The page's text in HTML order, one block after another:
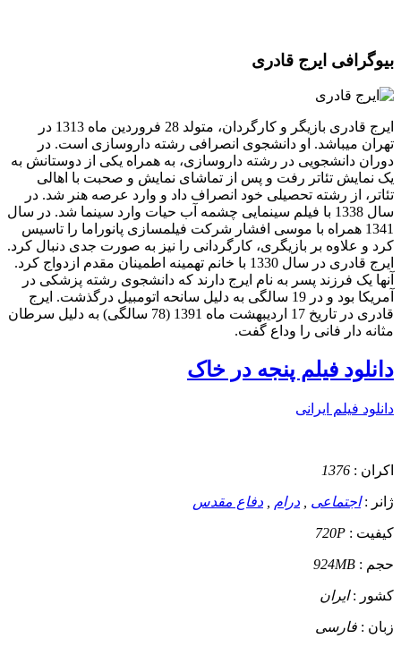
بیوگرافی ایرج قادری
ایرج قادری بازیگر و کارگردان، متولد 28 فروردین ماه 1313 در
تهران میباشد. او دانشجوی انصرافی رشته داروسازی است. در
دوران دانشجویی در رشته داروسازی، به همراه یکی از دوستانش به
یک نمایش تئاتر رفت و پس از تماشای نمایش و صحبت با اهالی
تئاتر، از رشته تحصیلی خود انصراف داد و وارد عرصه هنر شد. در
سال 1338 با فیلم سینمایی چشمه آب حیات وارد سینما شد. در سال
1341 همراه با موسی افشار شرکت فیلمسازی پانوراما را تاسیس
کرد و علاوه بر بازیگری، کارگردانی را نیز به صورت جدی دنبال کرد.
ایرج قادری در سال 1330 با خانم تهمینه اطمینان مقدم ازدواج کرد.
آنها یک فرزند پسر به نام ایرج دارند که دانشجوی رشته پزشکی در
آمریکا بود و در 19 سالگی به دلیل سانحه اتومبیل درگذشت. ایرج
قادری در تاریخ 17 اردیبهشت ماه 1391 (78 سالگی) به دلیل سرطان
مثانه دار فانی را وداع گفت.
دانلود فیلم پنجه در خاک
دانلود فیلم ایرانی
اکران : 1376
ژانر :اجتماعی درام دفاع مقدس
کیفیت : 720P
حجم : 924MB
کشور :ایران
زبان : فارسی